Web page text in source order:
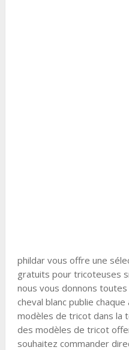
phildar vous offre une
gratuits pour tricoteuses
nous vous donnons toutes
cheval blanc publie
modèles de tricot dans la
des modèles de tricot
souhaitez commander